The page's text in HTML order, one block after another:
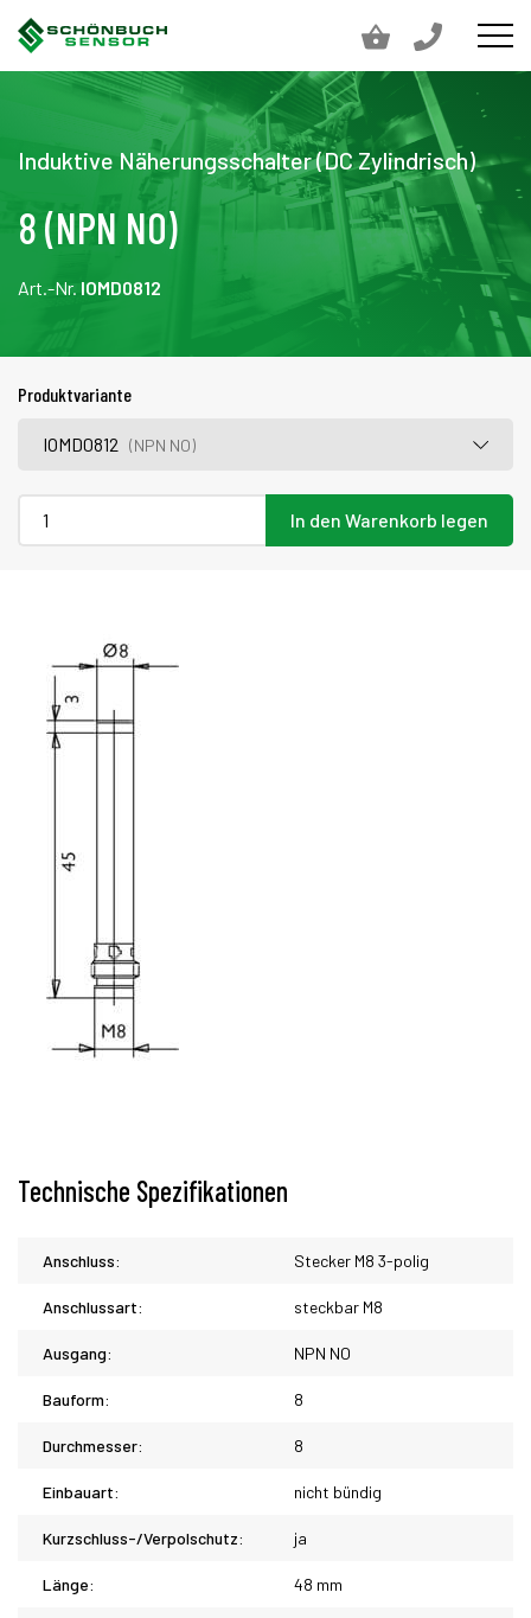
Induktive Näherungsschalter (DC Zylindrisch)
8 (NPN NO)
Art.-Nr. IOMD0812
Produktvariante
IOMD0812(NPN NO)
In den Warenkorb legen
Technische Spezifikationen
Anschluss: Stecker M8 3-polig
Anschlussart: steckbar M8
Ausgang: NPN NO
Bauform: 8
Durchmesser: 8
Einbauart: nicht bündig
Kurzschluss-/Verpolschutz: ja
Länge: 48 mm